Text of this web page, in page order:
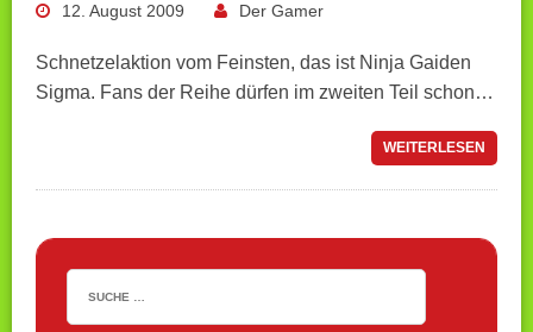
12. August 2009 Der Gamer
Schnetzelaktion vom Feinsten, das ist Ninja Gaiden
Sigma. Fans der Reihe dürfen im zweiten Teil schon…
WEITERLESEN